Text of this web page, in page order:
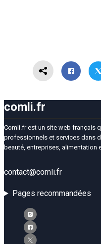
comli.fr
Comli.fr est un site web français
professionnels et services dans
beauté, entreprises, alimentation
contact@comli.fr
Pages recommandées